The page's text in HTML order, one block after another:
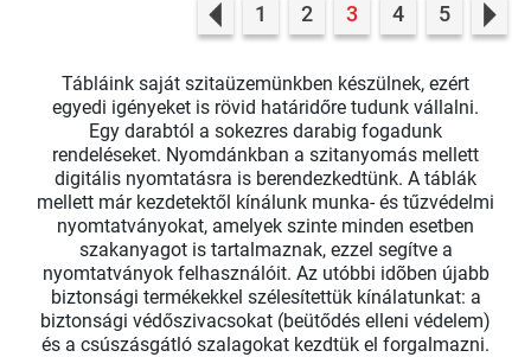
Previous
1 2 3 4 5
Tábláink saját szitaüzemünkben készülnek, ezért
egyedi igényeket is rövid határidőre tudunk vállalni.
Egy darabtól a sokezres darabig fogadunk
rendeléseket. Nyomdánkban a szitanyomás mellett
digitális nyomtatásra is berendezkedtünk. A táblák
mellett már kezdetektől kínálunk munka- és tűzvédelmi
nyomtatványokat, amelyek szinte minden esetben
szakanyagot is tartalmaznak, ezzel segítve a
nyomtatványok felhasználóit. Az utóbbi idõben újabb
biztonsági termékekkel szélesítettük kínálatunkat: a
biztonsági védőszivacsokat (beütődés elleni védelem)
és a csúszásgátló szalagokat kezdtük el forgalmazni.